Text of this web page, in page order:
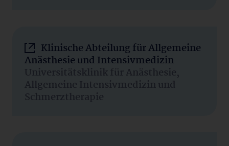
Klinische Abteilung für Allgemeine
Anästhesie und Intensivmedizin
Universitätsklinik für Anästhesie,
Allgemeine Intensivmedizin und
Schmerztherapie